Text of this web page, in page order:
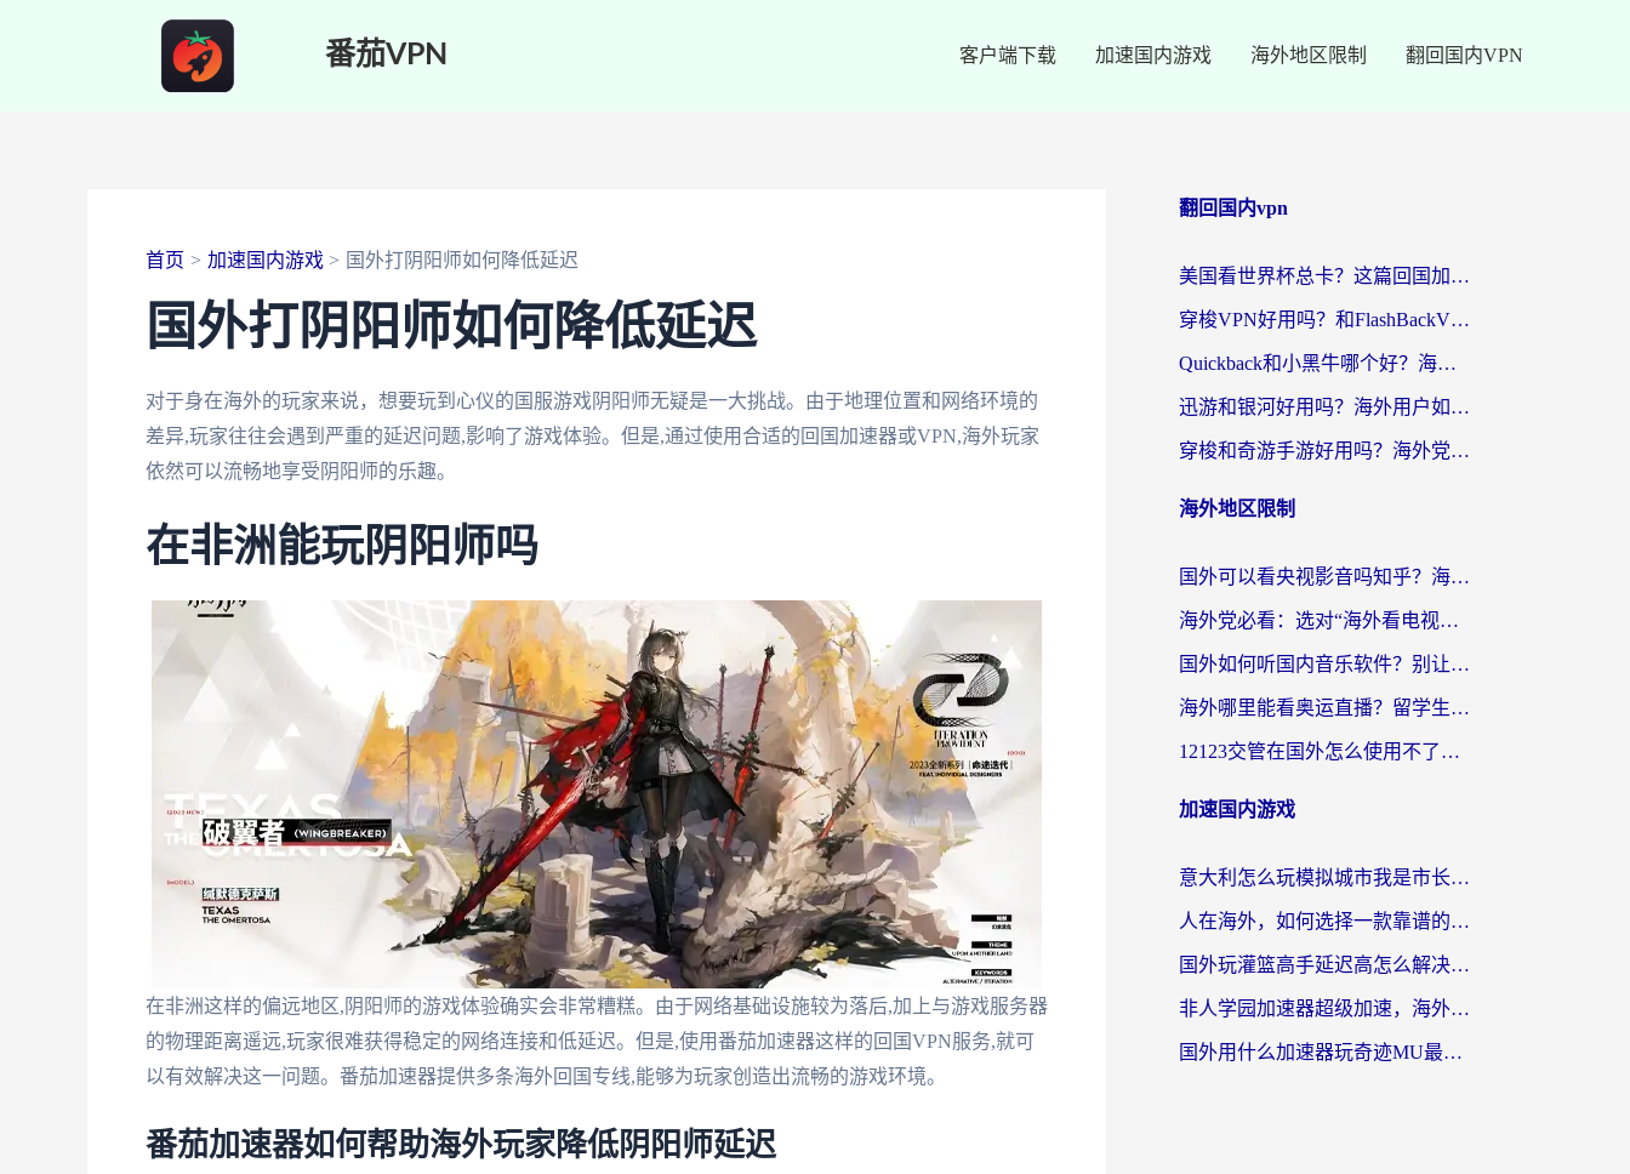
番茄VPN 客户端下载 加速国内游戏 海外地区限制 翻回国内VPN
首页 加速国内游戏 国外打阴阳师如何降低延迟
国外打阴阳师如何降低延迟
对于身在海外的玩家来说，想要玩到心仪的国服游戏阴阳师无疑是一大挑战。由于地理位置和网络环境的
差异,玩家往往会遇到严重的延迟问题,影响了游戏体验。但是,通过使用合适的回国加速器或VPN,海外玩家
依然可以流畅地享受阴阳师的乐趣。
在非洲能玩阴阳师吗
在非洲这样的偏远地区,阴阳师的游戏体验确实会非常糟糕。由于网络基础设施较为落后,加上与游戏服务器
的物理距离遥远,玩家很难获得稳定的网络连接和低延迟。但是,使用番茄加速器这样的回国VPN服务,就可
以有效解决这一问题。番茄加速器提供多条海外回国专线,能够为玩家创造出流畅的游戏环境。
番茄加速器如何帮助海外玩家降低阴阳师延迟
翻回国内vpn
美国看世界杯总卡？这篇回国加速器指南帮你无缝刷国内资源（附苹果手机VPN设置步骤）
穿梭VPN好用吗？和FlashBackVPN对比哪个回国效果更好？
Quickback和小黑牛哪个好？海外党亲测指南，选对回国加速器秒回国内
迅游和银河好用吗？海外用户如何选择回国加速器实现无缝访问国内资源
穿梭和奇游手游好用吗？海外党亲测3款回国加速器，附蜜蜂加速器七天试用攻略
海外地区限制
国外可以看央视影音吗知乎？海外党亲测有效的回国加速方案
海外党必看：选对“海外看电视剧软件”，再也不用愁国内剧刷不了
国外如何听国内音乐软件？别让地域限制，断了你的中文歌单
海外哪里能看奥运直播？留学生&海外华人必看的体育赛事观赛终极指南
12123交管在国外怎么使用不了？海外华人必看的无缝访问国内资源指南
加速国内游戏
意大利怎么玩模拟城市我是市长？海外党国服游戏加速终极攻略（附三国3量子特攻解决办法）
人在海外，如何选择一款靠谱的玩剑灵2加速器？
国外玩灌篮高手延迟高怎么解决？海外玩家国服游戏加速终极指南
非人学园加速器超级加速，海外玩家重返国服的通行证
国外用什么加速器玩奇迹MU最好？2026海外玩家国服游戏加速全攻略